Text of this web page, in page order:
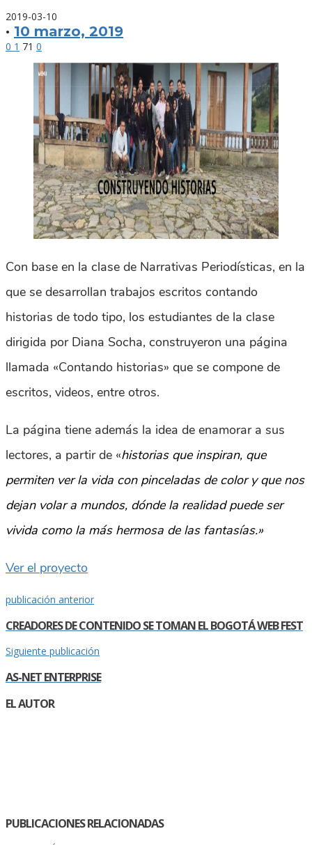
2019-03-10
· 10 marzo, 2019
0 1 71 0
Con base en la clase de Narrativas Periodísticas, en la
que se desarrollan trabajos escritos contando
historias de todo tipo, los estudiantes de la clase
dirigida por Diana Socha, construyeron una página
llamada «Contando historias» que se compone de
escritos, videos, entre otros.
La página tiene además la idea de enamorar a sus
lectores, a partir de «historias que inspiran, que
permiten ver la vida con pinceladas de color ​y que nos
dejan volar a mundos, dónde la realidad puede ser
vivida como la más hermosa de las fantasías.»
Ver el proyecto
publicación anterior
CREADORES DE CONTENIDO SE TOMAN EL BOGOTÁ WEB FEST
Siguiente publicación
AS-NET ENTERPRISE
EL AUTOR
PUBLICACIONES RELACIONADAS